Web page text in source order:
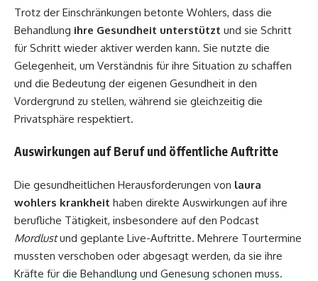
Trotz der Einschränkungen betonte Wohlers, dass die
Behandlung ihre Gesundheit unterstützt und sie Schritt
für Schritt wieder aktiver werden kann. Sie nutzte die
Gelegenheit, um Verständnis für ihre Situation zu schaffen
und die Bedeutung der eigenen Gesundheit in den
Vordergrund zu stellen, während sie gleichzeitig die
Privatsphäre respektiert.
Auswirkungen auf Beruf und öffentliche Auftritte
Die gesundheitlichen Herausforderungen von laura
wohlers krankheit haben direkte Auswirkungen auf ihre
berufliche Tätigkeit, insbesondere auf den Podcast
Mordlustund geplante Live-Auftritte. Mehrere Tourtermine
mussten verschoben oder abgesagt werden, da sie ihre
Kräfte für die Behandlung und Genesung schonen muss.